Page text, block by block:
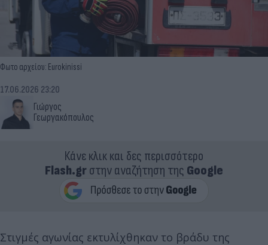
Φωτο αρχείου: Eurokinissi
Γιώργος
Γεωργακόπουλος
17.06.2026 23:20
Κάνε κλικ και δες περισσότερο
Flash.grστην αναζήτηση της Google
Στιγμές αγωνίας εκτυλίχθηκαν το βράδυ της